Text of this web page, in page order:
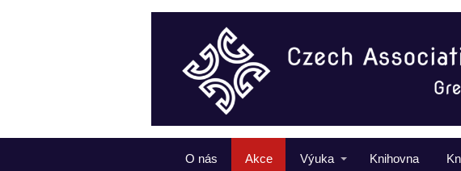
O nás Akce Výuka Knihovna